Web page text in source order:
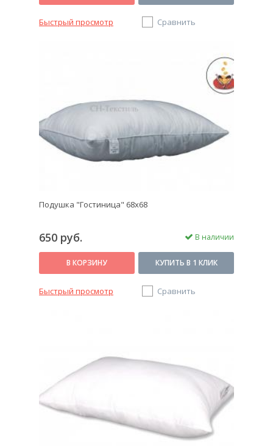
Быстрый просмотр Сравнить
Подушка "Гостиница" 68х68
650 руб. В наличии
В КОРЗИНУ КУПИТЬ В 1 КЛИК
Быстрый просмотр Сравнить